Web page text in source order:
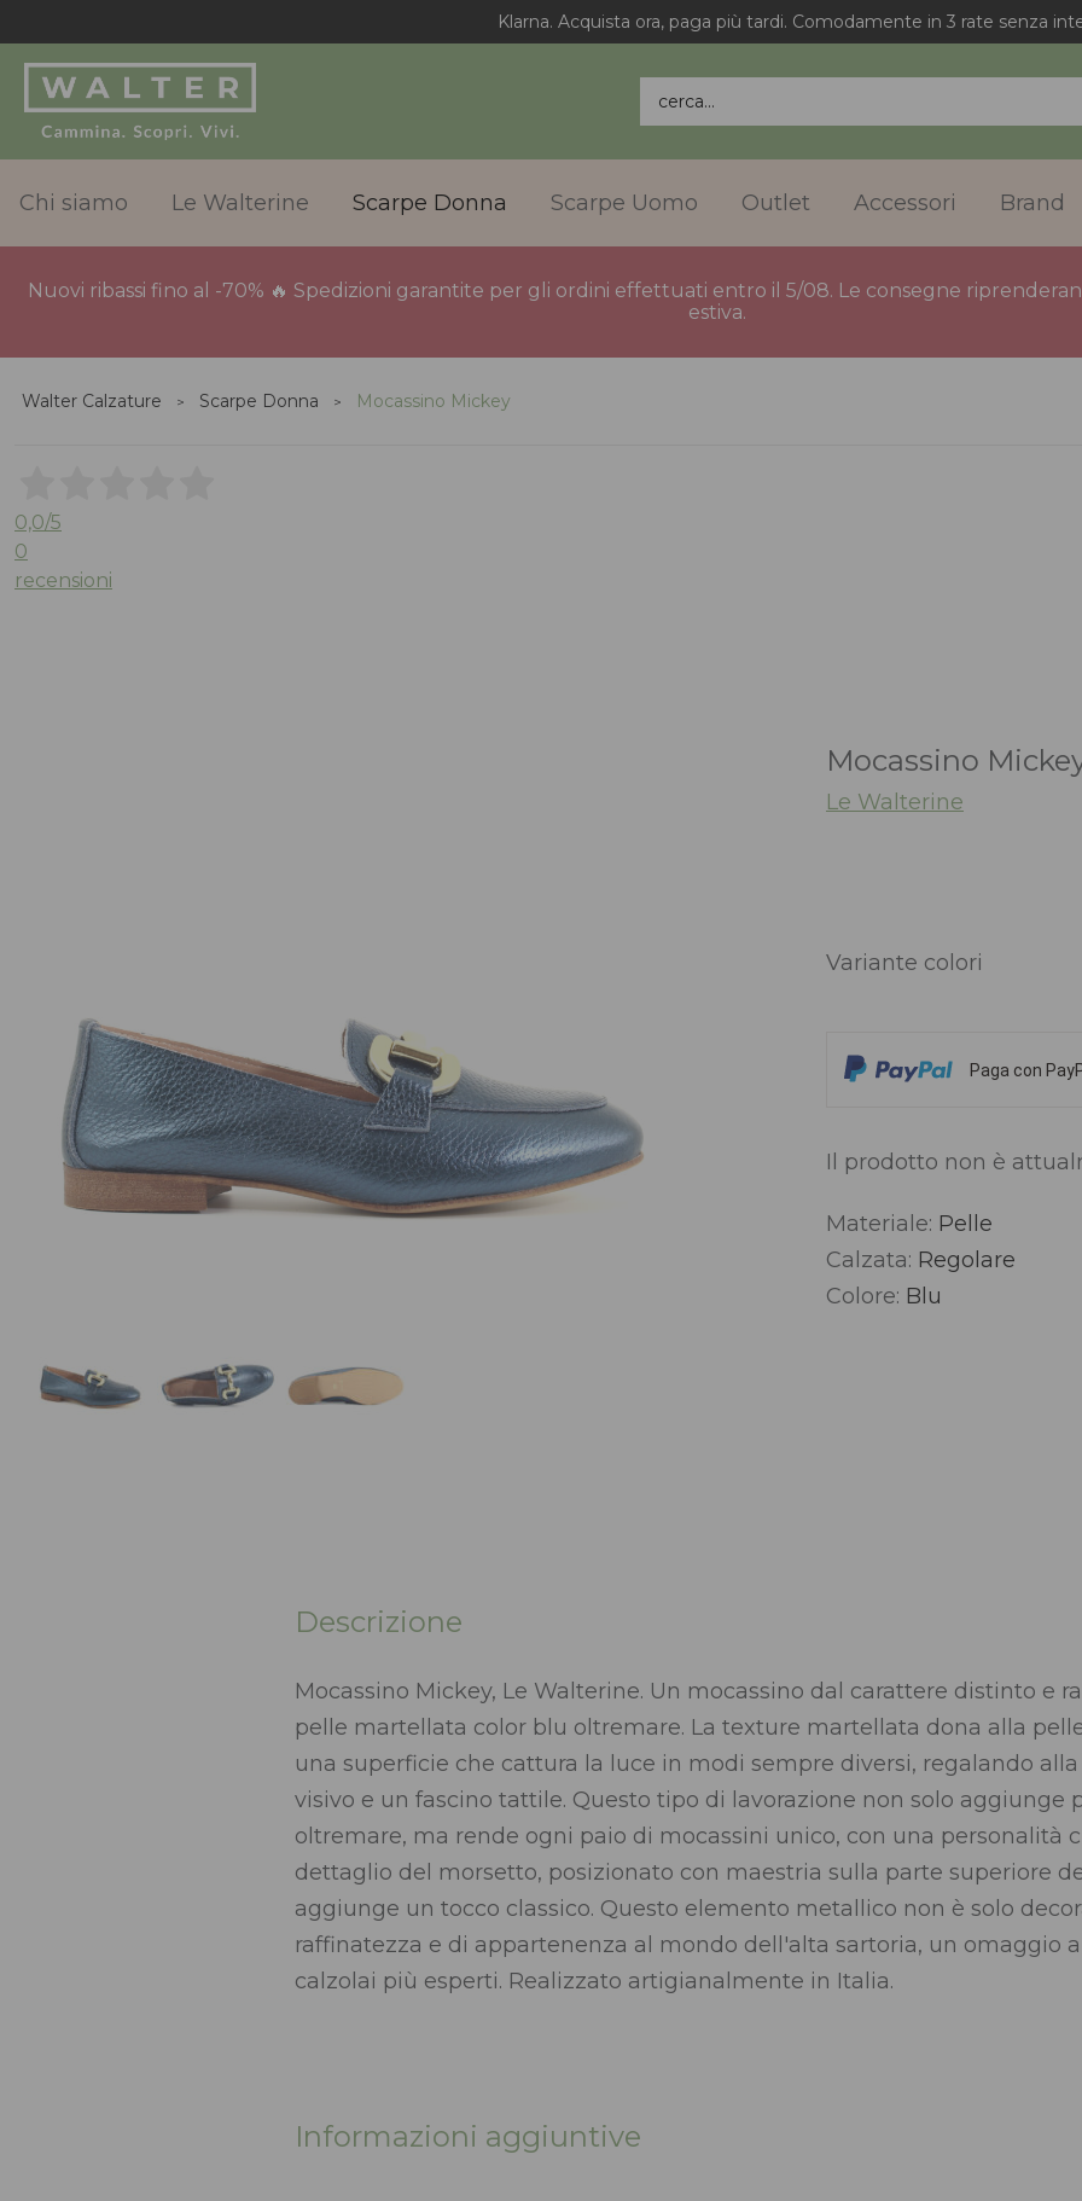
Klarna. Acquista ora, paga più tardi. Comodamente in 3 rate senza
cerca...
Chi siamo Le Walterine Scarpe Donna Scarpe Uomo Outlet Accessori Brand
Nuovi ribassi fino al -70% 🔥 Spedizioni garantite per gli ordini effettuati entro il 5/08. Le consegne
estiva.
Walter Calzature Scarpe Donna Mocassino Mickey
0,0/5
0
recensioni
Mocassino
Le Walterine
Variante colori
Paga con
Il prodotto non è
Alternative:
Materiale: Pelle
Calzata: Regolare
Colore: Blu
Descrizione
Mocassino Mickey, Le Walterine. Un mocassino dal carattere distinto e
pelle martellata color blu oltremare. La texture martellata dona alla
una superficie che cattura la luce in modi sempre diversi, regalando
visivo e un fascino tattile. Questo tipo di lavorazione non solo aggiunge
oltremare, ma rende ogni paio di mocassini unico, con una personalità
dettaglio del morsetto, posizionato con maestria sulla parte superiore
aggiunge un tocco classico. Questo elemento metallico non è solo
raffinatezza e di appartenenza al mondo dell'alta sartoria, un omaggio
calzolai più esperti. Realizzato artigianalmente in Italia.
Informazioni aggiuntive